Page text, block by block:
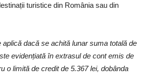
turistice din România sau din
aplică dacă se achită lunar suma totală de
evidențiată în extrasul de cont emis de
o limită de credit de 5.367 lei, dobânda